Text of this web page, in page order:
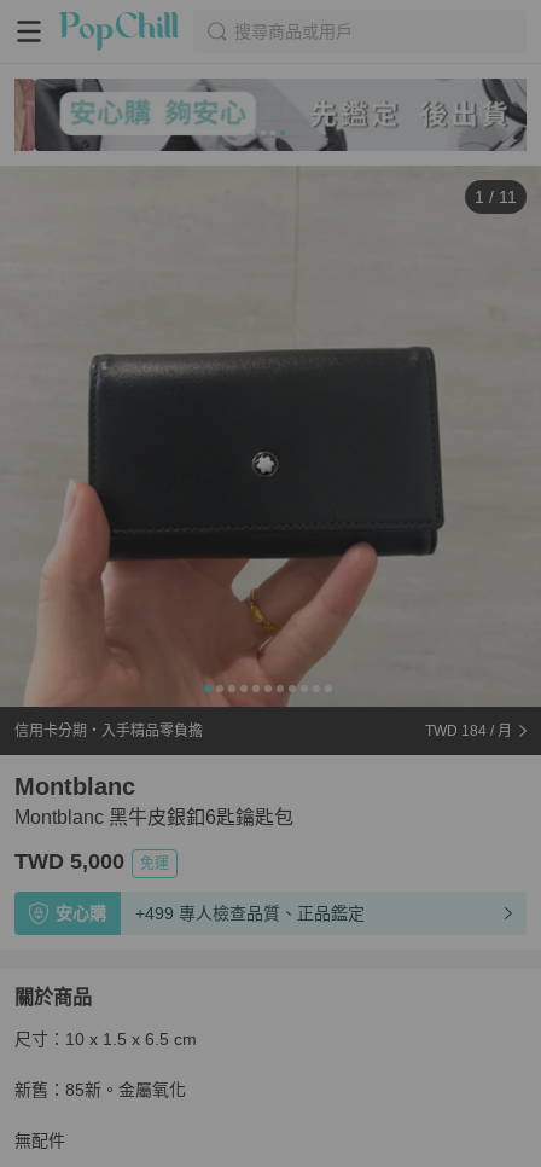
搜尋商品或用戶
1 / 11
信用卡分期・入手精品零負擔 TWD 184 / 月
Montblanc 黑牛皮銀釦6匙鑰匙包
Montblanc
TWD 5,000 免運
安心購 +499 專人檢查品質、正品鑑定
關於商品
關於 Montblanc 黑牛皮銀釦6匙鑰匙包
尺寸：10 x 1.5 x 6.5 cm
新舊：85新。金屬氧化
無配件